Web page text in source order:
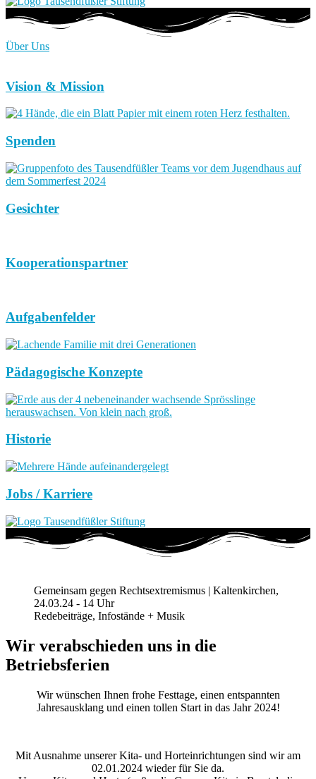
Über Uns
Vision & Mission
Spenden
Gesichter
Kooperationspartner
Aufgabenfelder
Pädagogische Konzepte
Historie
Jobs / Karriere
Gemeinsam gegen Rechtsextremismus | Kaltenkirchen,
24.03.24 - 14 Uhr
Redebeiträge, Infostände + Musik
Wir verabschieden uns in die
Betriebsferien
Wir wünschen Ihnen frohe Festtage, einen entspannten
Jahresausklang und einen tollen Start in das Jahr 2024!
Mit Ausnahme unserer Kita- und Horteinrichtungen sind wir am
02.01.2024 wieder für Sie da.